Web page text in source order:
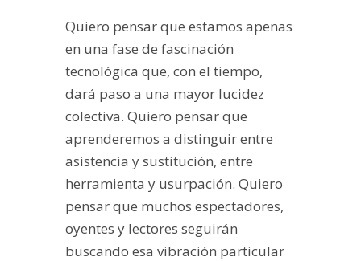
Quiero pensar que estamos apenas
en una fase de fascinación
tecnológica que, con el tiempo,
dará paso a una mayor lucidez
colectiva. Quiero pensar que
aprenderemos a distinguir entre
asistencia y sustitución, entre
herramienta y usurpación. Quiero
pensar que muchos espectadores,
oyentes y lectores seguirán
buscando esa vibración particular